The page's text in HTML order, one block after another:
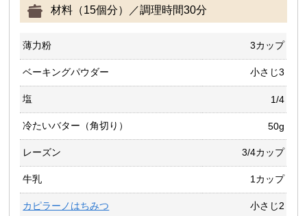
材料（15個分）／調理時間30分
薄力粉 3カップ
ベーキングパウダー 小さじ3
塩 1/4
冷たいバター（角切り） 50g
レーズン 3/4カップ
牛乳 1カップ
カピラーノはちみつ 小さじ2